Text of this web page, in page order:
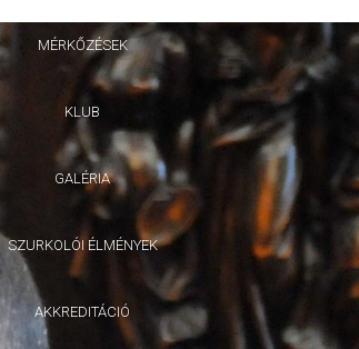
MÉRKŐZÉSEK
KLUB
GALÉRIA
SZURKOLÓI ÉLMÉNYEK
AKKREDITÁCIÓ